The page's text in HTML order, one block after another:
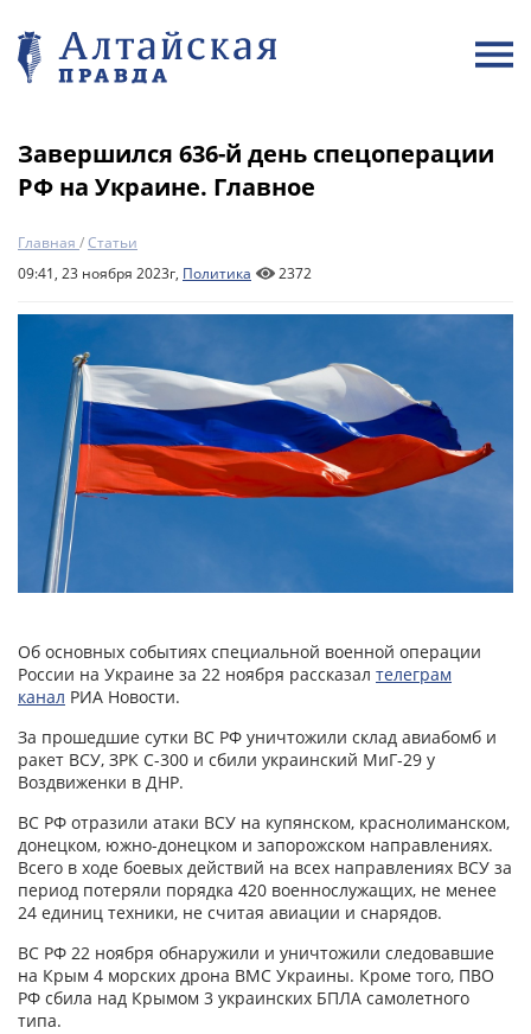
Завершился 636-й день спецоперации
РФ на Украине. Главное
Главная /Статьи
09:41, 23 ноября 2023г, Политика 2372
Об основных событиях специальной военной операции
России на Украине за 22 ноября рассказал телеграм
канал РИА Новости.
За прошедшие сутки ВС РФ уничтожили склад авиабомб и
ракет ВСУ, ЗРК С-300 и сбили украинский МиГ-29 у
Воздвиженки в ДНР.
ВС РФ отразили атаки ВСУ на купянском, краснолиманском,
донецком, южно-донецком и запорожском направлениях.
Всего в ходе боевых действий на всех направлениях ВСУ за
период потеряли порядка 420 военнослужащих, не менее
24 единиц техники, не считая авиации и снарядов.
ВС РФ 22 ноября обнаружили и уничтожили следовавшие
на Крым 4 морских дрона ВМС Украины. Кроме того, ПВО
РФ сбила над Крымом 3 украинских БПЛА самолетного
типа.